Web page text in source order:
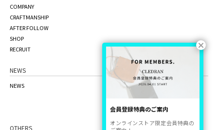
COMPANY
CRAFTMANSHIP
AFTER FOLLOW
SHOP
RECRUIT
NEWS
NEWS
ONLINE STORE
the craft factory
品質管理について
ご利用ガイド
OTHERS
会員登録特典のご案内
オンラインストア限定会員特典の